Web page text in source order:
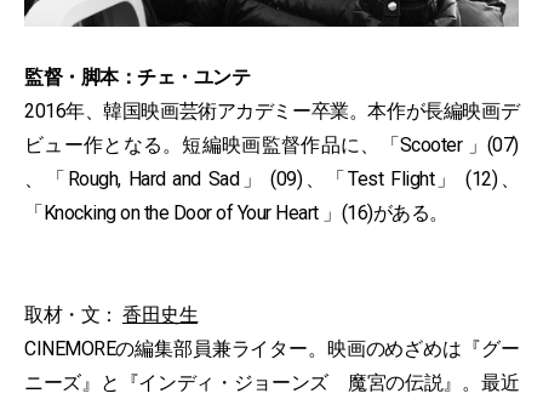
監督・脚本：チェ・ユンテ
2016年、韓国映画芸術アカデミー卒業。本作が長編映画デ
ビュー作となる。短編映画監督作品に、「Scooter 」(07)
、「Rough, Hard and Sad」 (09)、「Test Flight」 (12)、
「Knocking on the Door of Your Heart 」(16)がある。
取材・文： 香田史生
CINEMOREの編集部員兼ライター。映画のめざめは『グー
ニーズ』と『インディ・ジョーンズ 魔宮の伝説』。最近